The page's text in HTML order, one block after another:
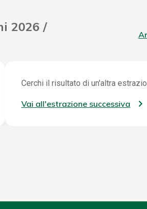
2026 /
Cerchi il risultato di un'altra
Vai all'estrazione successiva